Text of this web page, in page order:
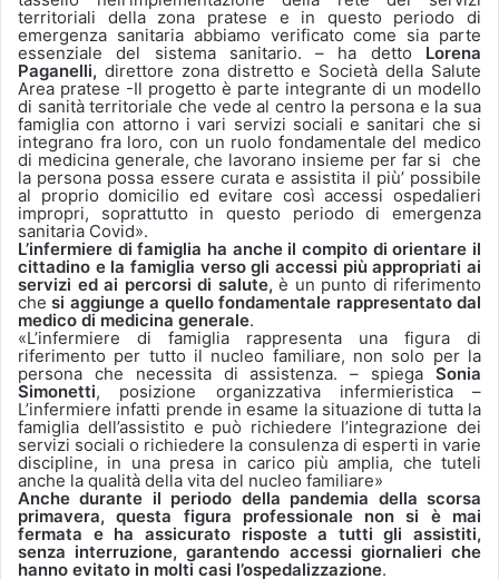
territoriali della zona pratese e in questo periodo di
emergenza sanitaria abbiamo verificato come sia parte
essenziale del sistema sanitario. – ha detto Lorena
Paganelli, direttore zona distretto e Società della Salute
Area pratese -Il progetto è parte integrante di un modello
di sanità territoriale che vede al centro la persona e la sua
famiglia con attorno i vari servizi sociali e sanitari che si
integrano fra loro, con un ruolo fondamentale del medico
di medicina generale, che lavorano insieme per far si che
la persona possa essere curata e assistita il più’ possibile
al proprio domicilio ed evitare così accessi ospedalieri
impropri, soprattutto in questo periodo di emergenza
sanitaria Covid».
L’infermiere di famiglia ha anche il compito di orientare il
cittadino e la famiglia verso gli accessi più appropriati ai
servizi ed ai percorsi di salute, è un punto di riferimento
che si aggiunge a quello fondamentale rappresentato dal
medico di medicina generale.
«L’infermiere di famiglia rappresenta una figura di
riferimento per tutto il nucleo familiare, non solo per la
persona che necessita di assistenza. – spiega Sonia
Simonetti, posizione organizzativa infermieristica –
L’infermiere infatti prende in esame la situazione di tutta la
famiglia dell’assistito e può richiedere l’integrazione dei
servizi sociali o richiedere la consulenza di esperti in varie
discipline, in una presa in carico più amplia, che tuteli
anche la qualità della vita del nucleo familiare»
Anche durante il periodo della pandemia della scorsa
primavera, questa figura professionale non si è mai
fermata e ha assicurato risposte a tutti gli assistiti,
senza interruzione, garantendo accessi giornalieri che
hanno evitato in molti casi l’ospedalizzazione.